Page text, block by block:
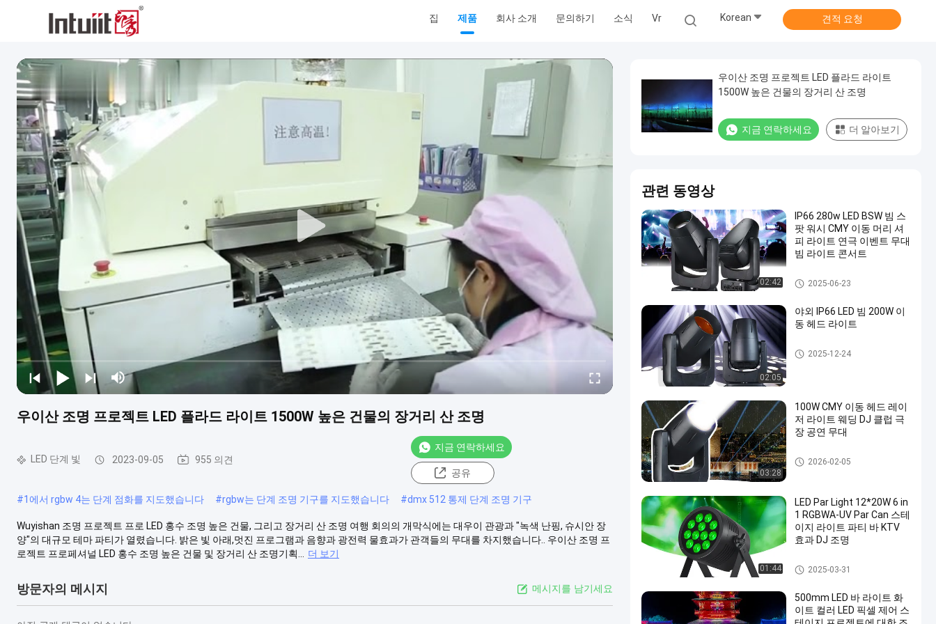
집 제품 회사 소개 문의하기 소식 Vr Korean 견적 요청
우이산 조명 프로젝트 LED 플라드 라이트 1500W 높은 건물의 장거리 산 조명
LED 단계 빛 2023-09-05 955 의견
지금 연락하세요
공유
#1에서 rgbw 4는 단계 점화를 지도했습니다 #rgbw는 단계 조명 기구를 지도했습니다 #dmx 512 통제 단계 조명 기구
Wuyishan 조명 프로젝트 프로 LED 홍수 조명 높은 건물, 그리고 장거리 산 조명 여행 회의의 개막식에는 대우이 관광과 "녹색 난핑, 슈시안 장
양"의 대규모 테마 파티가 열렸습니다. 밝은 빛 아래,멋진 프로그램과 음향과 광전력 물효과가 관객들의 무대를 차지했습니다.. 우이산 조명 프
로젝트 프로페셔널 LED 홍수 조명 높은 건물 및 장거리 산 조명기획...
더 보기
방문자의 메시지 메시지를 남기세요
우이산 조명 프로젝트 LED 플라드 라이트
1500W 높은 건물의 장거리 산 조명
지금 연락하세요 더 알아보기
관련 동영상
02:42
IP66 280w LED BSW 빔 스
팟 워시 CMY 이동 머리 셔
피 라이트 연극 이벤트 무대
빔 라이트 콘서트
LED 광속 이동하는 맨 위 빛
2025-06-23
02:05
야외 IP66 LED 빔 200W 이
동 헤드 라이트
LED 광속 이동하는 맨 위 빛
2025-12-24
03:28
100W CMY 이동 헤드 레이
저 라이트 웨딩 DJ 클럽 극
장 공연 무대
LED 광속 이동하는 맨 위 빛
2026-02-05
01:44
LED Par Light 12*20W 6 in
1 RGBWA-UV Par Can 스테
이지 라이트 파티 바 KTV
효과 DJ 조명
LED 동위는 빛을 상연할 수 있
습니다
2025-03-31
500mm LED 바 라이트 화
이트 컬러 LED 픽셀 제어 스